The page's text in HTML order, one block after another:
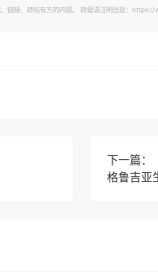
、链接、转帖有方的内容。 转载请注明出处：
下一篇：
格鲁吉亚